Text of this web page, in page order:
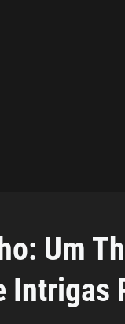
Um
Intrigas